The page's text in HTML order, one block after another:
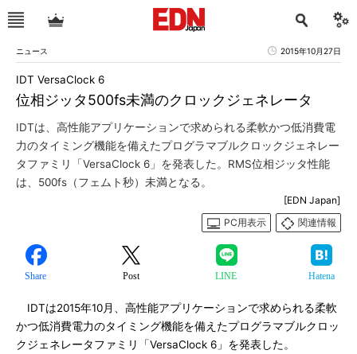
ニュース 2015年10月27日
位相ジッタ500fs未満のクロックジェネレータ
IDT VersaClock 6
IDTは、高性能アプリケーションで求められる柔軟かつ低消費電
力のタイミング機能を備えたプログラマブルクロックジェネレー
タファミリ「VersaClock 6」を発表した。RMS位相ジッタ性能
は、500fs（フェムト秒）未満となる。
[EDN Japan]
PC用表示
関連情報
Share Post LINE Hatena
IDTは2015年10月、高性能アプリケーションで求められる柔軟
かつ低消費電力のタイミング機能を備えたプログラマブルクロッ
クジェネレータファミリ「VersaClock 6」を発表した。